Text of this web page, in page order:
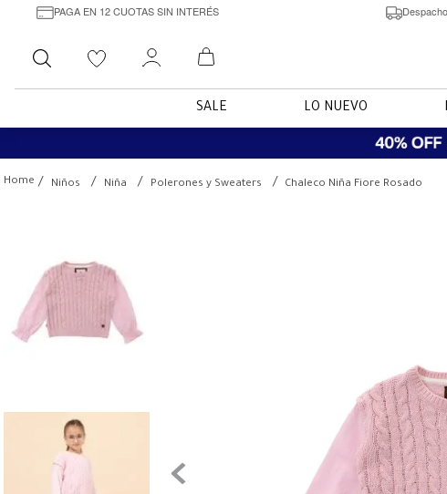
PAGA EN 12 CUOTAS SIN INTERÉS
Buscar
SALE LO NUEVO
Niños Niña Polerones y Sweaters Chaleco Niña Fiore Rosado